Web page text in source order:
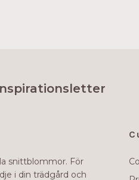
snittblommor. För
i din trädgård och